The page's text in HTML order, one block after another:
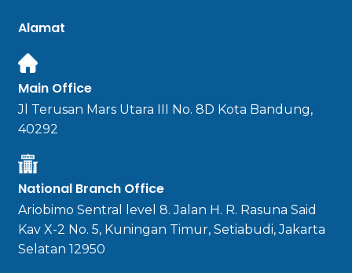
Alamat
Main Office
Jl Terusan Mars Utara III No. 8D Kota Bandung,
40292
National Branch Office
Ariobimo Sentral level 8. Jalan H. R. Rasuna Said
Kav X-2 No. 5, Kuningan Timur, Setiabudi, Jakarta
Selatan 12950